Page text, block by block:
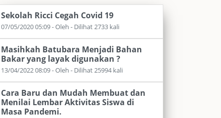
Sekolah Ricci Cegah Covid 19
07/05/2020 05:09 - Oleh - Dilihat 2733 kali
Masihkah Batubara Menjadi Bahan
Bakar yang layak digunakan ?
13/04/2022 08:09 - Oleh - Dilihat 25994 kali
Cara Baru dan Mudah Membuat dan
Menilai Lembar Aktivitas Siswa di
Masa Pandemi.